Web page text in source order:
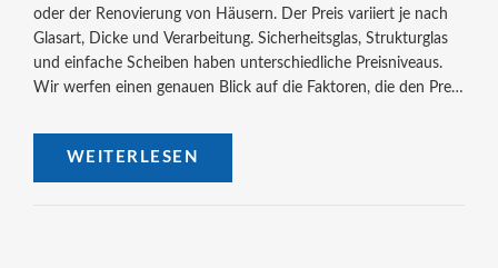
oder der Renovierung von Häusern. Der Preis variiert je nach
Glasart, Dicke und Verarbeitung. Sicherheitsglas, Strukturglas
und einfache Scheiben haben unterschiedliche Preisniveaus.
Wir werfen einen genauen Blick auf die Faktoren, die den Preis
WEITERLESEN